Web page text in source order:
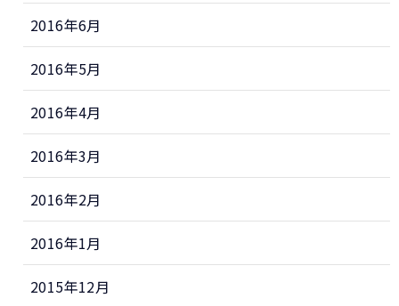
2016年6月
2016年5月
2016年4月
2016年3月
2016年2月
2016年1月
2015年12月